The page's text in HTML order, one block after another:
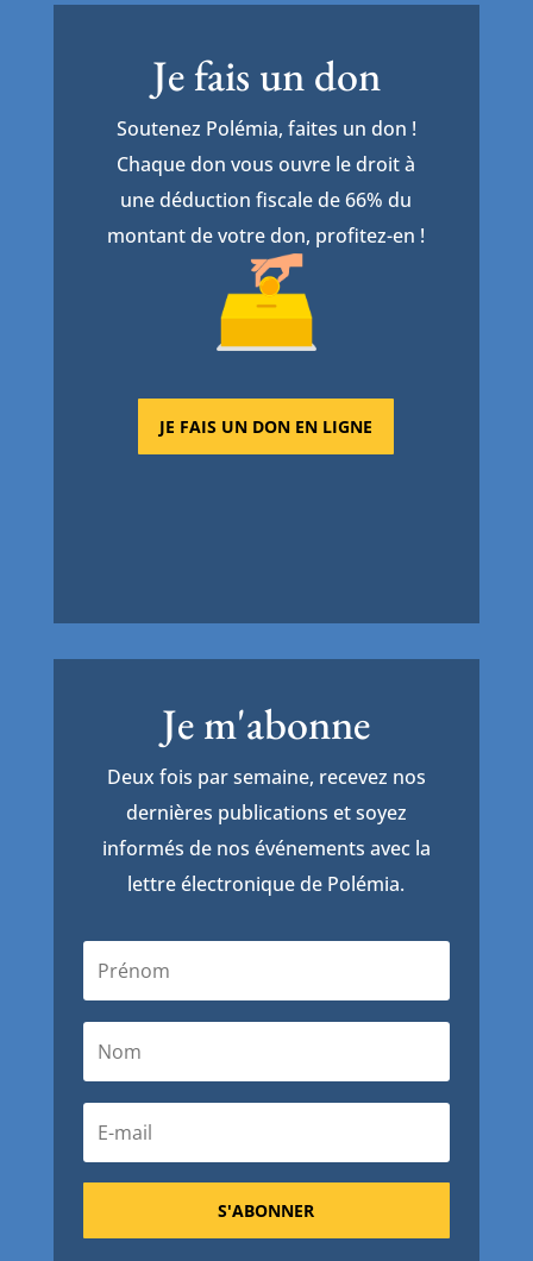
Je fais un don
Soutenez Polémia, faites un don !
Chaque don vous ouvre le droit à
une déduction fiscale de 66% du
montant de votre don, profitez-en !
JE FAIS UN DON EN LIGNE
Je m'abonne
Deux fois par semaine, recevez nos
dernières publications et soyez
informés de nos événements avec la
lettre électronique de Polémia.
S'ABONNER